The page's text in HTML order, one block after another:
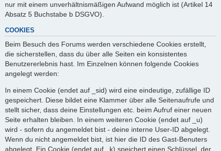
nur mit einem unverhältnismäßigen Aufwand möglich ist (Artikel 14
Absatz 5 Buchstabe b DSGVO).
COOKIES
Beim Besuch des Forums werden verschiedene Cookies erstellt,
die sicherstellen, dass du über alle Seiten ein konsistentes
Benutzererlebnis hast. Im Einzelnen können folgende Cookies
angelegt werden:
In einem Cookie (endet auf _sid) wird eine eindeutige, zufällige ID
gespeichert. Diese bildet eine Klammer über alle Seitenaufrufe und
stellt sicher, dass deine Einstellungen etc. beim Aufruf einer neuen
Seite erhalten bleiben. In einem weiteren Cookie (endet auf _u)
wird - sofern du angemeldet bist - deine interne User-ID abgelegt.
Wenn du nicht angemeldet bist, ist hier die ID des Gast-Benuters
abgelegt. Ein Cookie (endet auf _k) speichert einen Schlüssel, der